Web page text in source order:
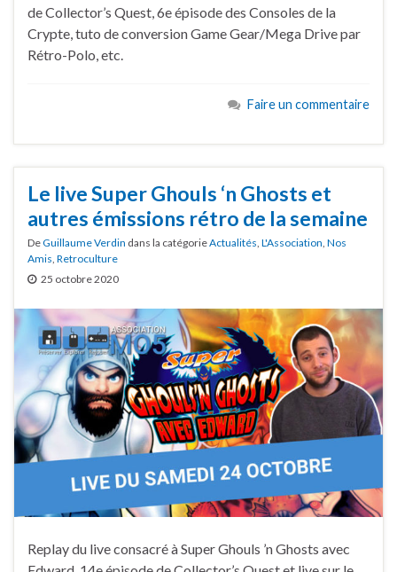
de Collector’s Quest, 6e épisode des Consoles de la
Crypte, tuto de conversion Game Gear/Mega Drive par
Rétro-Polo, etc.
Faire un commentaire
Le live Super Ghouls ‘n Ghosts et
autres émissions rétro de la semaine
DeGuillaume Verdin dans la catégorieActualités, L'Association, Nos
Amis, Retroculture
25 octobre 2020
Replay du live consacré à Super Ghouls ’n Ghosts avec